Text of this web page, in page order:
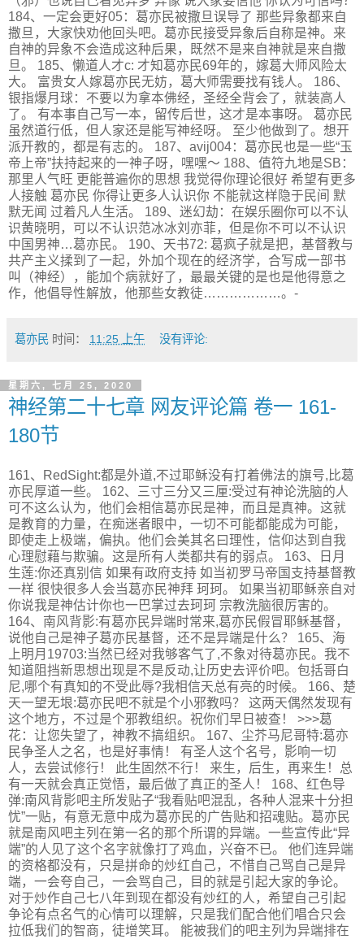
184、一定会更好05：葛亦民被撒旦误导了 那些异象都来自
撒旦，大家快劝他回头吧。葛亦民接受异象后自称是神。来
自神的异象不会造成这种后果，既然不是来自神就是来自撒
旦。 185、懒道人才c: 才知葛亦民69年的，嫁葛大师风险太
大。 富贵女人嫁葛亦民无妨，葛大师需要找有钱人。 186、
银指爆月球：不要以为拿本佛经，圣经全背会了，就装高人
了。 有本事自己写一本，留传后世，这才是本事呀。 葛亦民
虽然道行低，但人家还是能写神经呀。 至少他做到了。想开
派开教的，都是有志的。 187、avij004：葛亦民也是一些“玉
帝上帝”扶持起来的一神子呀，嘿嘿～ 188、值符九地是SB：
那里人气旺 更能普遍你的思想 我觉得你理论很好 希望有更多
人接触 葛亦民 你得让更多人认识你 不能就这样隐于民间 默
默无闻 过着凡人生活。 189、迷幻劫：在娱乐圈你可以不认
识黄晓明，可以不认识范冰冰刘亦菲，但是你不可以不认识
中国男神…葛亦民。 190、天书72: 葛疯子就是把，基督教与
共产主义揉到了一起，外加个现在的经济学，合写成一部书
叫（神经），能加个病就好了，最最关键的是也是他得意之
作，他倡导性解放，他那些女教徒………………。-
葛亦民 时间： 11:25 上午 没有评论:
星期六, 七月 25, 2020
神经第二十七章 网友评论篇 卷一 161-
180节
161、RedSight:都是外道,不过耶稣没有打着佛法的旗号,比葛
亦民厚道一些。 162、三寸三分又三厘:受过有神论洗脑的人
可不这么认为，他们会相信葛亦民是神，而且是真神。这就
是教育的力量，在痴迷者眼中，一切不可能都能成为可能，
即使走上极端，偏执。他们会美其名曰理性，信仰达到自我
心理慰藉与欺骗。这是所有人类都共有的弱点。 163、日月
生莲:你还真别信 如果有政府支持 如当初罗马帝国支持基督教
一样 很快很多人会当葛亦民神拜 珂珂。 如果当初耶稣亲自对
你说我是神估计你也一巴掌过去珂珂 宗教洗脑很厉害的。
164、南风背影:有葛亦民异端时常来,葛亦民假冒耶稣基督，
说他自己是神子葛亦民基督，还不是异端是什么？ 165、海
上明月19703:当然已经对我够客气了,不象对待葛亦民。我不
知道阻挡新思想出现是不是反动,让历史去评价吧。包括哥白
尼,哪个有真知的不受此辱?我相信天总有亮的时候。 166、楚
天一望无垠:葛亦民吧不就是个小邪教吗？ 这两天偶然发现有
这个地方，不过是个邪教组织。祝你们早日被查！ >>>葛
花：让您失望了，神教不搞组织。 167、尘芥马尼哥特:葛亦
民争圣人之名，也是好事情！ 有圣人这个名号，影响一切
人，去尝试修行！ 此生固然不行！ 来生，后生，再来生！总
有一天就会真正觉悟，最后做了真正的圣人！ 168、红色导
弹:南风背影吧主所发贴子“我看贴吧混乱，各种人混来十分担
忧”一贴，有意无意中成为葛亦民的广告贴和招魂贴。葛亦民
就是南风吧主列在第一名的那个所谓的异端。一些宣传此“异
端”的人见了这个名字就像打了鸡血，兴奋不已。 他们连异端
的资格都没有，只是拼命的炒红自己，不惜自己骂自己是异
端，一会夸自己，一会骂自己，目的就是引起大家的争论。
对于炒作自己七八年到现在都没有炒红的人，希望自己引起
争论有点名气的心情可以理解，只是我们配合他们唱合只会
拉低我们的智商，徒增笑耳。 能被我们的吧主列为异端排在